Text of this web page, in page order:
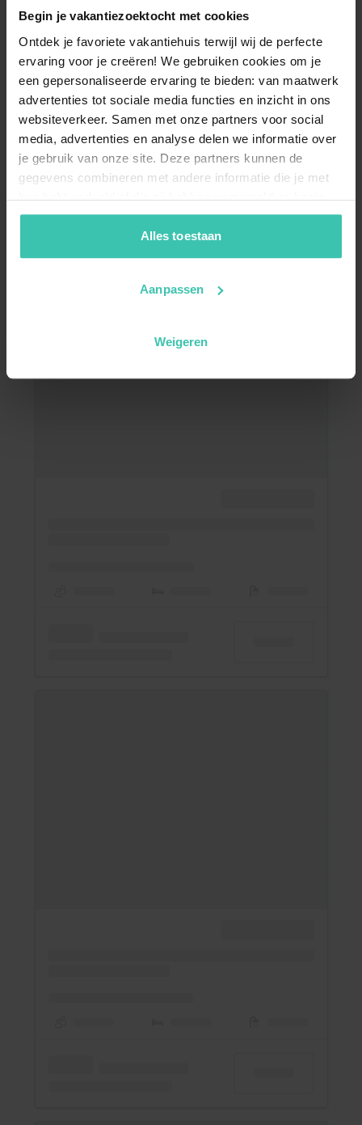
Begin je vakantiezoektocht met cookies
Ontdek je favoriete vakantiehuis terwijl wij de perfecte
ervaring voor je creëren! We gebruiken cookies om je
een gepersonaliseerde ervaring te bieden: van maatwerk
advertenties tot sociale media functies en inzicht in ons
websiteverkeer. Samen met onze partners voor social
media, advertenties en analyse delen we informatie over
je gebruik van onze site. Deze partners kunnen de
gegevens combineren met andere informatie die je met
hen hebt gedeeld of die zij hebben verzameld op basis
van je gebruik van hun diensten. Zo zorgen we ervoor dat
jouw vakantiezoektocht soepel en op maat verloopt!
Alles toestaan
Aanpassen
Weigeren